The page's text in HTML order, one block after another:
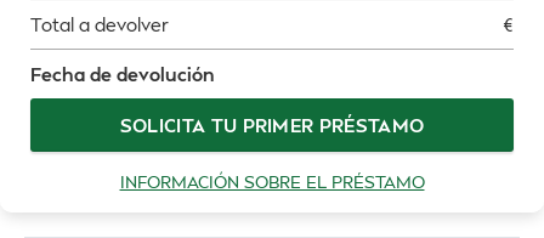
Total a devolver €
Fecha de devolución
SOLICITA TU PRIMER PRÉSTAMO
INFORMACIÓN SOBRE EL PRÉSTAMO